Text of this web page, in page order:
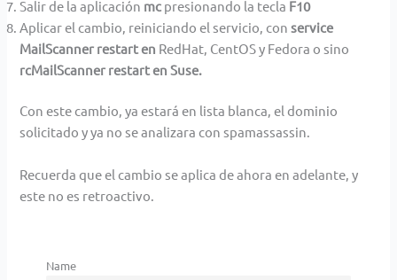
Salir de la aplicación mc presionando la tecla F10
Aplicar el cambio, reiniciando el servicio, con service
MailScanner restart en RedHat, CentOS y Fedora o sino
rcMailScanner restart en Suse.
Con este cambio, ya estará en lista blanca, el dominio
solicitado y ya no se analizara con spamassassin.
Recuerda que el cambio se aplica de ahora en adelante, y
este no es retroactivo.
Name